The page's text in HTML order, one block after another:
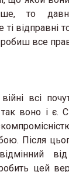
то
ті відправні
все
всі
воно і є.
Після
від
цей